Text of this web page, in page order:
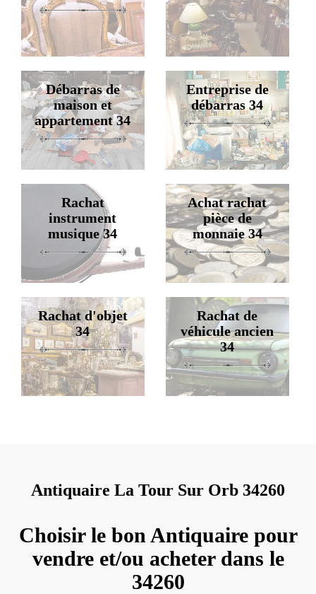
Débarras de
maison et
appartement 34
Entreprise de
débarras 34
Rachat
instrument
musique 34
Achat rachat
pièce de
monnaie 34
Rachat d'objet
34
Rachat de
véhicule ancien
34
Antiquaire La Tour Sur Orb 34260
Choisir le bon Antiquaire pour
vendre et/ou acheter dans le
34260